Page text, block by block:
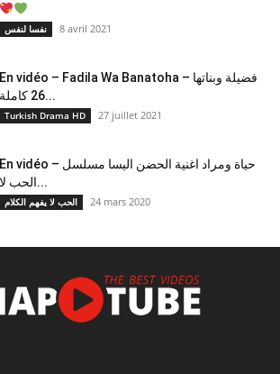
نفسا لنفس 8 avril 2021
En vidéo – Fadila Wa Banatoha – فضيلة وبناتها
26 كاملة...
Turkish Drama HD 27 juillet 2021
En vidéo – حياة ومراد اغنية الحضن اليسا مسلسل
الحب لا...
الحب لا يفهم الكلام 24 mars 2020